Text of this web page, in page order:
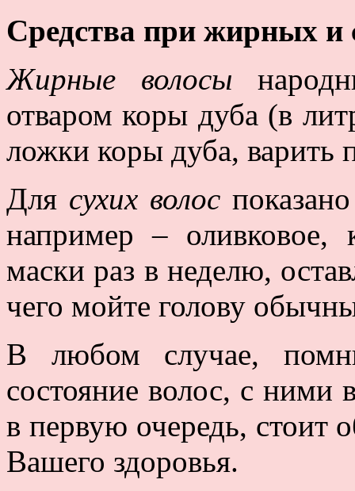
Средства при жирных и
Жирные волосы
отваром коры дуба (в
ложки коры дуба, варить
Для сухих волос
например – оливковое,
маски раз в неделю,
чего мойте голову
В любом случае,
состояние волос, с ними
в первую очередь, стоит
Вашего здоровья.